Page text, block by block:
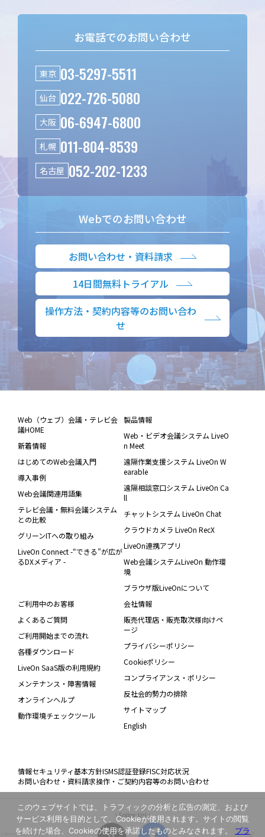
お電話でのお問い合わせ
東京 03-5297-5511
仙台 022-726-5080
大阪 06-6947-6800
札幌 011-804-8539
名古屋 052-202-1233
Webでのお問い合わせ
お問い合わせ・資料請求
14日間無料トライアル
操作方法・契約内容等のお問い合わ
せ
Web（ウェブ）会議・テレビ会
議HOME
新着情報
はじめてのWeb会議入門
導入事例
Web会議関連用語集
テレビ会議・無料会議システム
との比較
グリーンITへの取り組み
LiveOn Connect -“できる”が広が
るDXメディア -
製品情報
Web・ビデオ会議システム LiveO
n Meet
遠隔作業支援システム LiveOn W
earable
遠隔相談窓口システム LiveOn Ca
ll
チャットシステム LiveOn Chat
クラウドカメラ LiveOn RecX
LiveOn連携アプリ
Web会議システムLiveOn 動作環
境
ブラウザ版LiveOnについて
ご利用中のお客様
よくあるご質問
ご利用開始までの流れ
各種ダウンロード
LiveOn SaaS版の利用規約
メンテナンス・障害情報
オンラインヘルプ
動作環境チェックツール
会社情報
販売代理店・販売取次様向けペ
ージ
プライバシーポリシー
Cookieポリシー
コンプライアンス・ポリシー
反社会的勢力の排除
サイトマップ
English
情報セキュリティ基本方針ISMS認証登録FISC対応状況
お問い合わせ・資料請求操作・ご契約内容等のお問い合わせ
\ Follow Us! /
このウェブサイトでは、トラフィックの分析と広告の測定、および
サービス利用を目的として、Cookieが使用されます。サイトの閲覧
を続けた場合、Cookieの使用を承諾したものとみなされます。 プラ